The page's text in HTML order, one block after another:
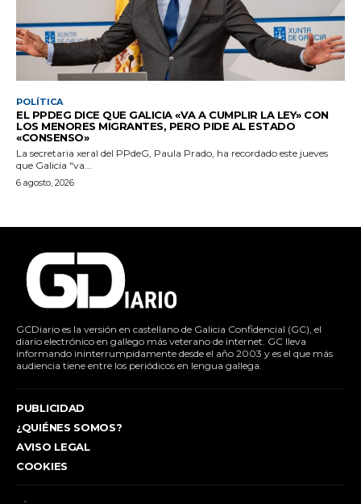
POLÍTICA
EL PPDEG DICE QUE GALICIA «VA A CUMPLIR LA LEY» CON
LOS MENORES MIGRANTES, PERO PIDE AL ESTADO
«CONSENSO»
La secretaria xeral del PPdeG, Paula Prado, ha recordado este jueves
que Galicia "va...
6 agosto, 2026
GCDiario es la versión en castellano de Galicia Confidencial (GC), el
diario electrónico en gallego más veterano de internet. GC lleva
informando ininterrumpidamente desde el año 2003 y es el que más
audiencia tiene entre los periódicos en lengua gallega.
PUBLICIDAD
¿QUIÉNES SOMOS?
AVISO LEGAL
COOKIES